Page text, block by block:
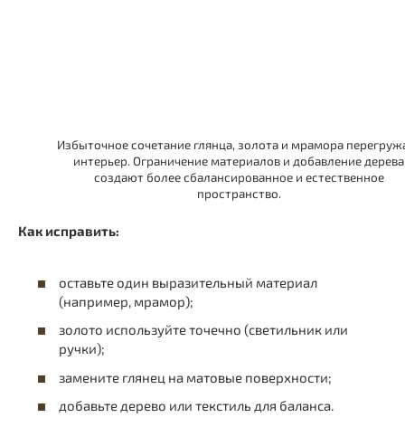
Избыточное сочетание глянца, золота и мрамора
интерьер. Ограничение материалов и добавление дерева
создают более сбалансированное и естественное
пространство.
Как исправить:
оставьте один выразительный материал
(например, мрамор);
золото используйте точечно (светильник или
ручки);
замените глянец на матовые поверхности;
добавьте дерево или текстиль для баланса.